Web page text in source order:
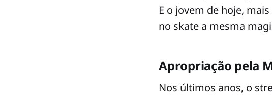
E o jovem de hoje,
no skate a mesma
Apropriação pela
Nos últimos anos, o